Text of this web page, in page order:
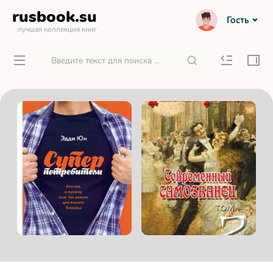
rusbook.su
лучшая коллекция книг
Гость